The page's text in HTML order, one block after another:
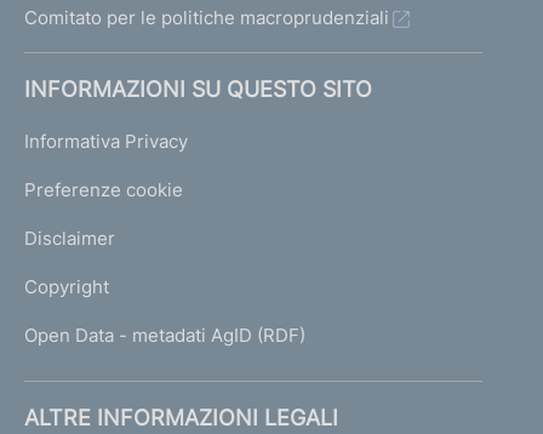
Comitato per le politiche macroprudenziali
INFORMAZIONI SU QUESTO SITO
Informativa Privacy
Preferenze cookie
Disclaimer
Copyright
Open Data - metadati AgID (RDF)
ALTRE INFORMAZIONI LEGALI